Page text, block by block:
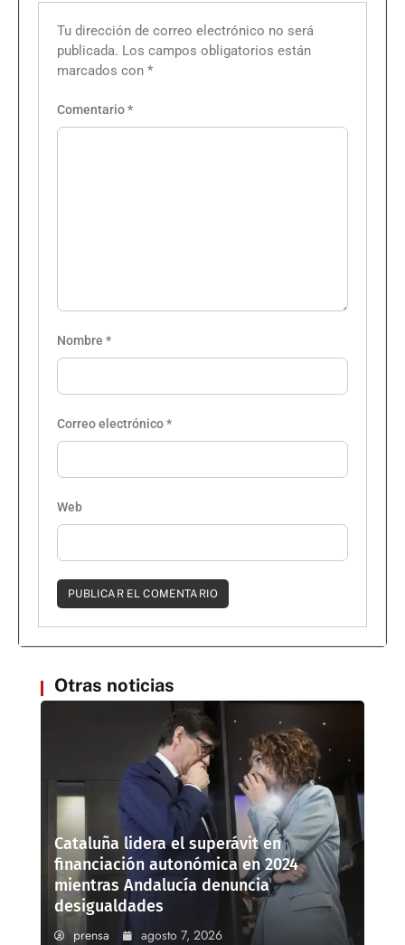
Tu dirección de correo electrónico no será
publicada. Los campos obligatorios están
marcados con *
Comentario*
Nombre *
Correo electrónico*
Web
Otras noticias
Cataluña lidera el superávit en
financiación autonómica en 2024
mientras Andalucía denuncia
desigualdades
prensa agosto 7, 2026